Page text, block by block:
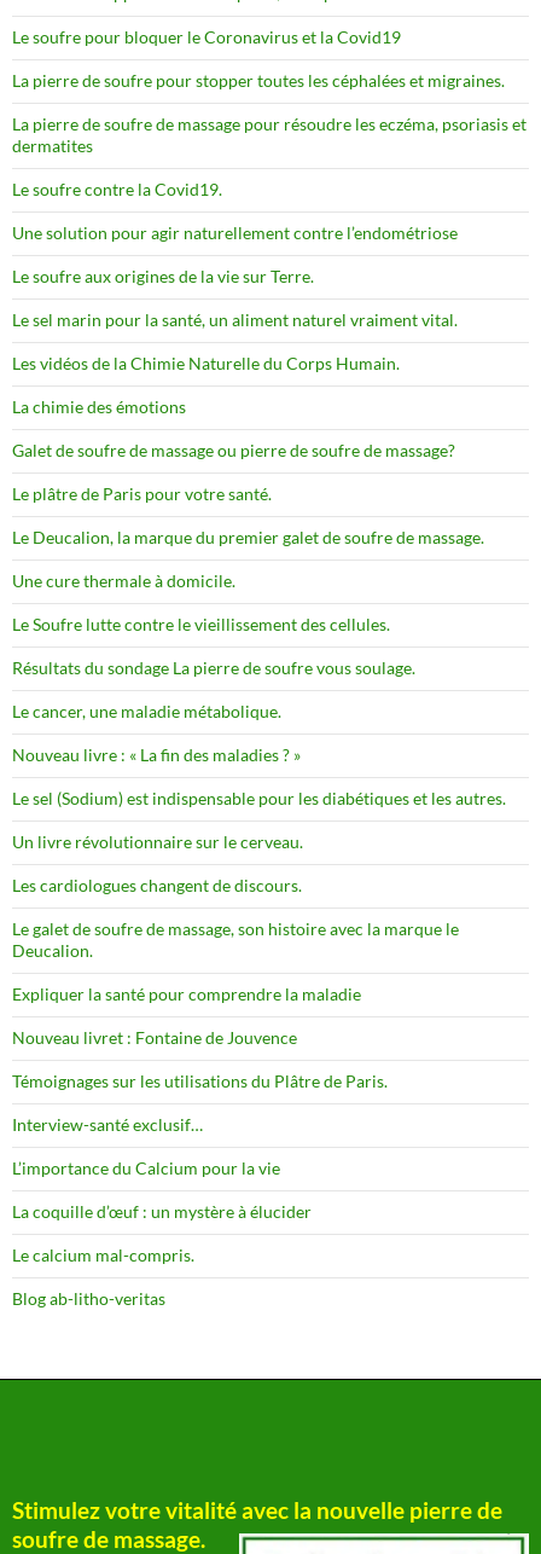
Le soufre pour bloquer le Coronavirus et la Covid19
La pierre de soufre pour stopper toutes les céphalées et migraines.
La pierre de soufre de massage pour résoudre les eczéma, psoriasis et
dermatites
Le soufre contre la Covid19.
Une solution pour agir naturellement contre l’endométriose
Le soufre aux origines de la vie sur Terre.
Le sel marin pour la santé, un aliment naturel vraiment vital.
Les vidéos de la Chimie Naturelle du Corps Humain.
La chimie des émotions
Galet de soufre de massage ou pierre de soufre de massage?
Le plâtre de Paris pour votre santé.
Le Deucalion, la marque du premier galet de soufre de massage.
Une cure thermale à domicile.
Le Soufre lutte contre le vieillissement des cellules.
Résultats du sondage La pierre de soufre vous soulage.
Le cancer, une maladie métabolique.
Nouveau livre : « La fin des maladies ? »
Le sel (Sodium) est indispensable pour les diabétiques et les autres.
Un livre révolutionnaire sur le cerveau.
Les cardiologues changent de discours.
Le galet de soufre de massage, son histoire avec la marque le
Deucalion.
Expliquer la santé pour comprendre la maladie
Nouveau livret : Fontaine de Jouvence
Témoignages sur les utilisations du Plâtre de Paris.
Interview-santé exclusif…
L’importance du Calcium pour la vie
La coquille d’œuf : un mystère à élucider
Le calcium mal-compris.
Blog ab-litho-veritas
Stimulez votre vitalité avec la nouvelle pierre de
soufre de massage.